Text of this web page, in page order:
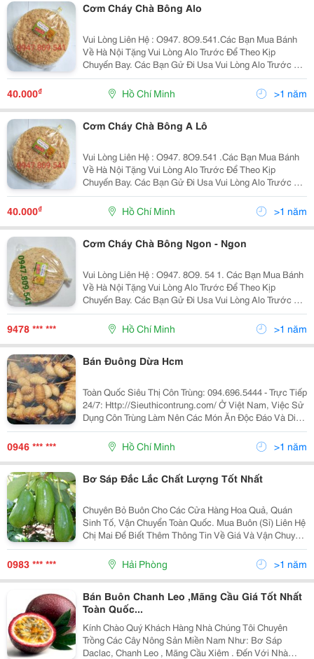
Cơm Cháy Chà Bông Alo
Vui Lòng Liên Hệ : O947. 8O9.541.Các Bạn Mua Bánh
Về Hà Nội Tặng Vui Lòng Alo Trước Để Theo Kịp
Chuyến Bay. Các Bạn Gử Đi Usa Vui Lòng Alo Trước Để
Nhận Làm Đúng Theo Yêu Cầu . Xin Chào Cả Nhà. Tình
Hình Là Nhà Mình Có Cơ Sở Làm Cơm - Chà Bông
Chuyển...
40.000₫ Hồ Chí Minh >1 năm
Cơm Cháy Chà Bông A Lô
Vui Lòng Liên Hệ : O947. 8O9.541 .Các Bạn Mua Bánh
Về Hà Nội Tặng Vui Lòng Alo Trước Để Theo Kịp
Chuyến Bay. Các Bạn Gử Đi Usa Vui Lòng Alo Trước Để
Nhận Làm Đúng Theo Yêu Cầu . Xin Chào Cả Nhà. Tình
Hình Là Nhà Mình Có Cơ Sở Làm Cơm - Chà Bông...
40.000₫ Hồ Chí Minh >1 năm
Cơm Cháy Chà Bông Ngon - Ngon
Vui Lòng Liên Hệ : O947. 8O9. 54 1. Các Bạn Mua Bánh
Về Hà Nội Tặng Vui Lòng Alo Trước Để Theo Kịp
Chuyến Bay. Các Bạn Gử Đi Usa Vui Lòng Alo Trước Để
Nhận Làm Đúng Theo Yêu Cầu . Xin Chào Cả Nhà. Tình
Hình Là Nhà Mình Có Cơ Sở Làm Cơm - Chà...
9478 *** *** Hồ Chí Minh >1 năm
Bán Đuông Dừa Hcm
Toàn Quốc Siêu Thị Côn Trùng: 094.696.5444 - Trực Tiếp
24/7: Http://Sieuthicontrung.com/ Ở Việt Nam, Việc Sử
Dụng Côn Trùng Làm Nên Các Món Ăn Độc Đáo Và Dinh
Dưỡng Mang Lại Cảm Giác Khó Tả Cho Người Thưởng
Thức Đã Trở Nên Phổ Biến. Từ Đó Dẫn Đến
0946 *** *** Hồ Chí Minh >1 năm
Bơ Sáp Đắc Lắc Chất Lượng Tốt Nhất
Chuyên Bỏ Buôn Cho Các Cửa Hàng Hoa Quả, Quán
Sinh Tố, Vận Chuyển Toàn Quốc. Mua Buôn (Sỉ) Liên Hệ
Chị Mai Để Biết Thêm Thông Tin Về Giá Và Vận Chuyển
Nhé. Mời Các Bạn Mua Lẻ Order Bằng Cách Để Lại
Thông Tin Trên Diễn Đàn, Ib, Sms, Viber, Ims Giúp Mì
0983 *** *** Hải Phòng >1 năm
Bán Buôn Chanh Leo ,Mãng Cầu Giá Tốt Nhất
Toàn Quốc...
Kính Chào Quý Khách Hàng Nhà Chúng Tôi Chuyên
Trồng Các Cây Nông Sản Miền Nam Như: Bơ Sáp
Daclac, Chanh Leo , Mãng Cầu Xiêm . Đến Với Nhà